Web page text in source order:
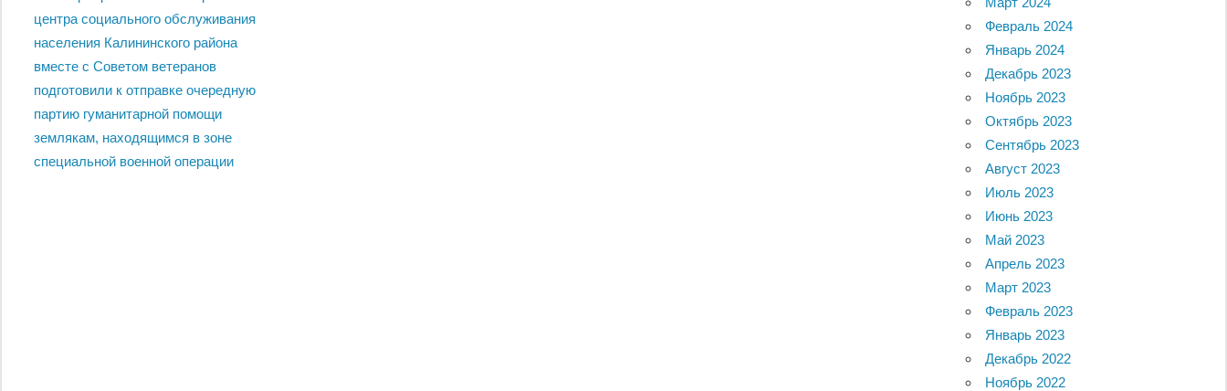
центра социального обслуживания
населения Калининского района
вместе с Советом ветеранов
подготовили к отправке очередную
партию гуманитарной помощи
землякам, находящимся в зоне
специальной военной операции
Февраль 2024
Январь 2024
Декабрь 2023
Ноябрь 2023
Октябрь 2023
Сентябрь 2023
Август 2023
Июль 2023
Июнь 2023
Май 2023
Апрель 2023
Март 2023
Февраль 2023
Январь 2023
Декабрь 2022
Ноябрь 2022